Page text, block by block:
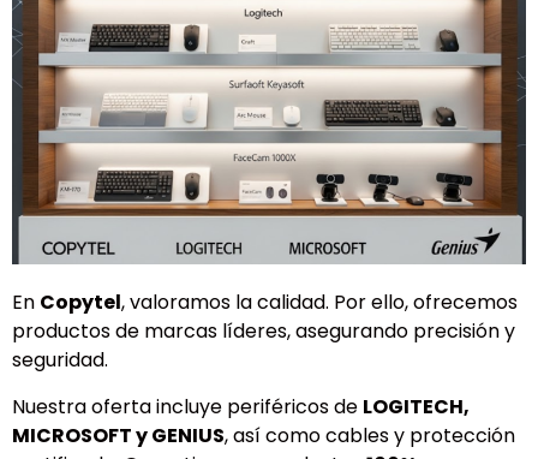
En Copytel, valoramos la calidad. Por ello, ofrecemos
productos de marcas líderes, asegurando precisión y
seguridad.
Nuestra oferta incluye periféricos de LOGITECH,
MICROSOFT y GENIUS, así como cables y protección